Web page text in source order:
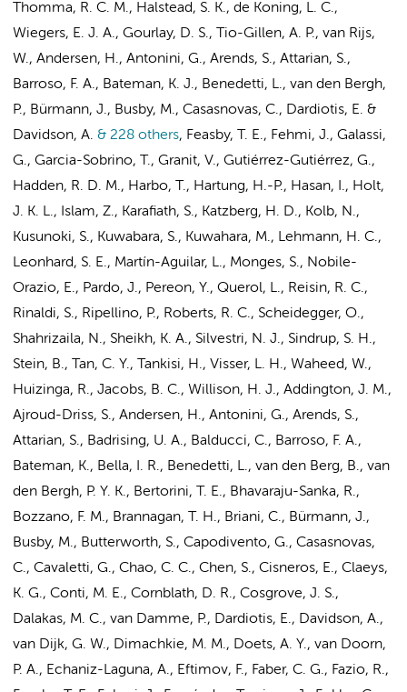
Thomma, R. C. M., Halstead, S. K., de Koning, L. C.,
Wiegers, E. J. A., Gourlay, D. S., Tio-Gillen, A. P., van Rijs,
W., Andersen, H., Antonini, G., Arends, S., Attarian, S.,
Barroso, F. A., Bateman, K. J., Benedetti, L., van den Bergh,
P., Bürmann, J., Busby, M., Casasnovas, C., Dardiotis, E. &
Davidson, A. & 228 others, Feasby, T. E., Fehmi, J., Galassi,
G., Garcia-Sobrino, T., Granit, V., Gutiérrez-Gutiérrez, G.,
Hadden, R. D. M., Harbo, T., Hartung, H.-P., Hasan, I., Holt,
J. K. L., Islam, Z., Karafiath, S., Katzberg, H. D., Kolb, N.,
Kusunoki, S., Kuwabara, S., Kuwahara, M., Lehmann, H. C.,
Leonhard, S. E., Martín-Aguilar, L., Monges, S., Nobile-
Orazio, E., Pardo, J., Pereon, Y., Querol, L., Reisin, R. C.,
Rinaldi, S., Ripellino, P., Roberts, R. C., Scheidegger, O.,
Shahrizaila, N., Sheikh, K. A., Silvestri, N. J., Sindrup, S. H.,
Stein, B., Tan, C. Y., Tankisi, H., Visser, L. H., Waheed, W.,
Huizinga, R., Jacobs, B. C., Willison, H. J., Addington, J. M.,
Ajroud-Driss, S., Andersen, H., Antonini, G., Arends, S.,
Attarian, S., Badrising, U. A., Balducci, C., Barroso, F. A.,
Bateman, K., Bella, I. R., Benedetti, L., van den Berg, B., van
den Bergh, P. Y. K., Bertorini, T. E., Bhavaraju-Sanka, R.,
Bozzano, F. M., Brannagan, T. H., Briani, C., Bürmann, J.,
Busby, M., Butterworth, S., Capodivento, G., Casasnovas,
C., Cavaletti, G., Chao, C. C., Chen, S., Cisneros, E., Claeys,
K. G., Conti, M. E., Cornblath, D. R., Cosgrove, J. S.,
Dalakas, M. C., van Damme, P., Dardiotis, E., Davidson, A.,
van Dijk, G. W., Dimachkie, M. M., Doets, A. Y., van Doorn,
P. A., Echaniz-Laguna, A., Eftimov, F., Faber, C. G., Fazio, R.,